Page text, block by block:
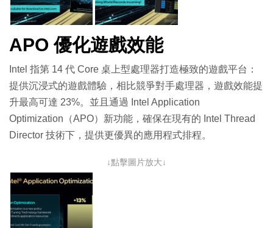
APO 優化遊戲效能
Intel 指第 14 代 Core 桌上型處理器打造極致的遊戲平台：
提供沉浸式的遊戲體驗，相比競爭對手處理器，遊戲效能提
升最高可達 23%。並且通過 Intel Application
Optimization（APO）新功能，確保在現有的 Intel Thread
Director 技術下，提供更優異的應用程式排程。
↓點擊圖片放大↓